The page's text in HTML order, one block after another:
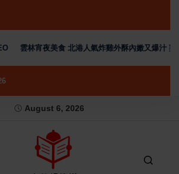
林宵夜美食 北港人氣炸雞外酥內嫩又爆汁 雞排、小
August 6, 2026